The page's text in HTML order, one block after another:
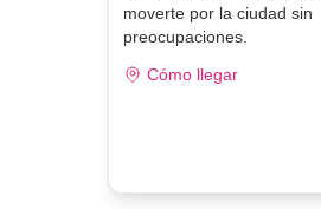
moverte por la ciudad sin
preocupaciones.
Cómo llegar